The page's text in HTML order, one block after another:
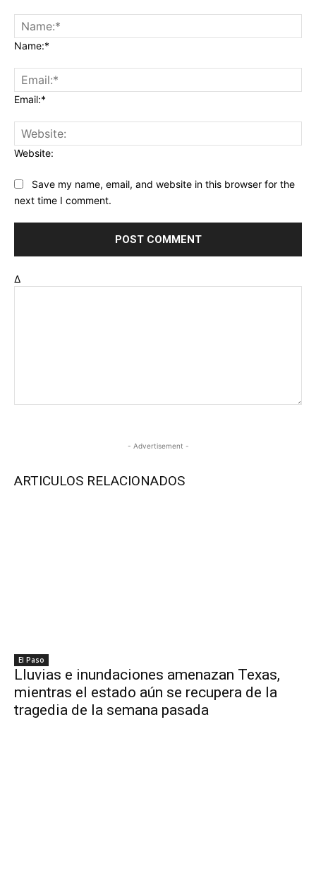
Name:*
Email:*
Website:
Save my name, email, and website in this browser for the
next time I comment.
Δ
- Advertisement -
ARTICULOS RELACIONADOS
El Paso
Lluvias e inundaciones amenazan Texas,
mientras el estado aún se recupera de la
tragedia de la semana pasada